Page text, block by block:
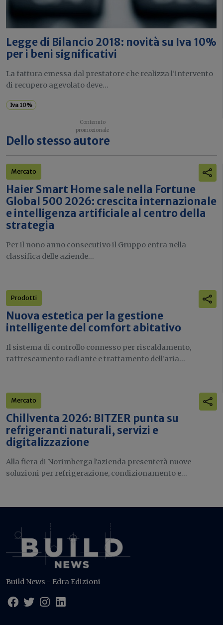
Legge di Bilancio 2018: novità su Iva 10%
per i beni significativi
La fattura emessa dal prestatore che realizza l’intervento
di recupero agevolato deve...
Iva 10%
Dello stesso autore
Mercato
Haier Smart Home sale nella Fortune
Global 500 2026: crescita internazionale
e intelligenza artificiale al centro della
strategia
Per il nono anno consecutivo il Gruppo entra nella
classifica delle aziende...
Prodotti
Nuova estetica per la gestione
intelligente del comfort abitativo
Il sistema di controllo connesso per riscaldamento,
raffrescamento radiante e trattamento dell’aria...
Mercato
Chillventa 2026: BITZER punta su
refrigeranti naturali, servizi e
digitalizzazione
Alla fiera di Norimberga l'azienda presenterà nuove
soluzioni per refrigerazione, condizionamento e...
Build News - Edra Edizioni